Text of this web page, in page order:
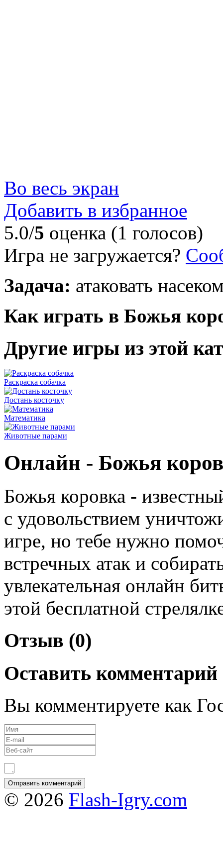
Во весь экран
Добавить в избранное
5.0/5 оценка (1 голосов)
Игра не загружается?
Задача: атаковать
Как играть в Божья
Другие игры из этой
Раскраска собачка
Достань косточку
Математика
Животные парами
Онлайн - Божья
Божья коровка -
с удовольствием
игре, но тебе нужно
встречных атак и
увлекательная онлайн
этой бесплатной
Отзыв (0)
Оставить комментарий
Вы комментируете как
© 2026 Flash-Igry.com